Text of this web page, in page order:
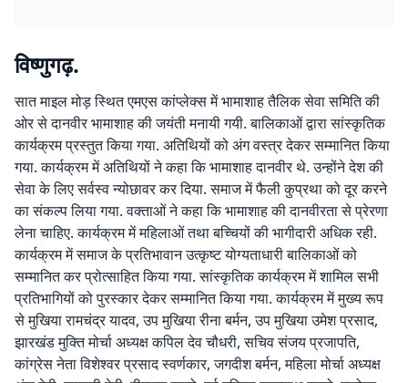
विष्णुगढ़.
सात माइल मोड़ स्थित एमएस कांप्लेक्स में भामाशाह तैलिक सेवा समिति की
ओर से दानवीर भामाशाह की जयंती मनायी गयी. बालिकाओं द्वारा सांस्कृतिक
कार्यक्रम प्रस्तुत किया गया. अतिथियों को अंग वस्त्र देकर सम्मानित किया
गया. कार्यक्रम में अतिथियों ने कहा कि भामाशाह दानवीर थे. उन्होंने देश की
सेवा के लिए सर्वस्व न्योछावर कर दिया. समाज में फैली कुप्रथा को दूर करने
का संकल्प लिया गया. वक्ताओं ने कहा कि भामाशाह की दानवीरता से प्रेरणा
लेना चाहिए. कार्यक्रम में महिलाओं तथा बच्चियों की भागीदारी अधिक रही.
कार्यक्रम में समाज के प्रतिभावान उत्कृष्ट योग्यताधारी बालिकाओं को
सम्मानित कर प्रोत्साहित किया गया. सांस्कृतिक कार्यक्रम में शामिल सभी
प्रतिभागियों को पुरस्कार देकर सम्मानित किया गया. कार्यक्रम में मुख्य रूप
से मुखिया रामचंद्र यादव, उप मुखिया रीना बर्मन, उप मुखिया उमेश प्रसाद,
झारखंड मुक्ति मोर्चा अध्यक्ष कपिल देव चौधरी, सचिव संजय प्रजापति,
कांग्रेस नेता विशेश्वर प्रसाद स्वर्णकार, जगदीश बर्मन, महिला मोर्चा अध्यक्ष